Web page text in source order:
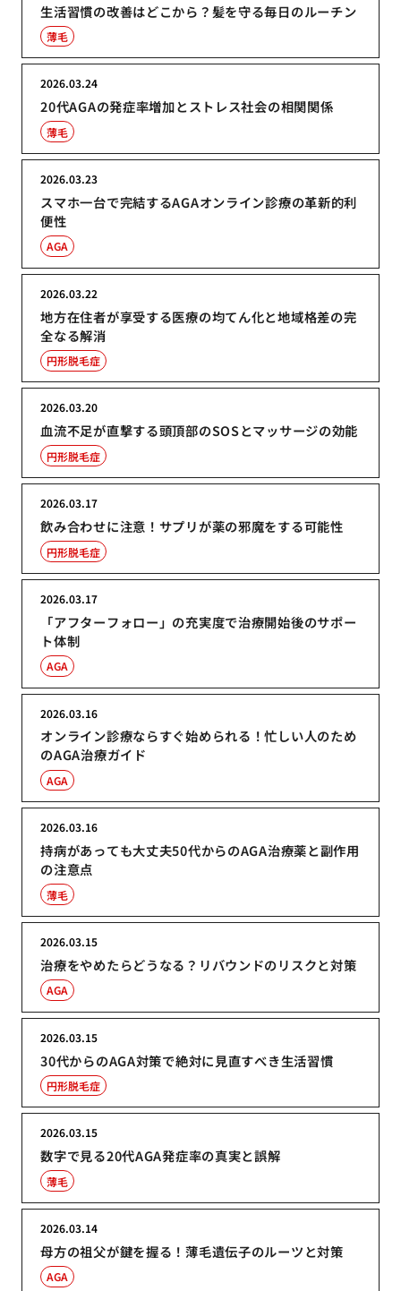
生活習慣の改善はどこから？髪を守る毎日のルーチン
薄毛
20代AGAの発症率増加とストレス社会の相関関係
2026.03.24
薄毛
スマホ一台で完結するAGAオンライン診療の革新的利
便性
2026.03.23
AGA
地方在住者が享受する医療の均てん化と地域格差の完
全なる解消
2026.03.22
円形脱毛症
血流不足が直撃する頭頂部のSOSとマッサージの効能
2026.03.20
円形脱毛症
飲み合わせに注意！サプリが薬の邪魔をする可能性
2026.03.17
円形脱毛症
「アフターフォロー」の充実度で治療開始後のサポー
ト体制
2026.03.17
AGA
オンライン診療ならすぐ始められる！忙しい人のため
のAGA治療ガイド
2026.03.16
AGA
持病があっても大丈夫50代からのAGA治療薬と副作用
の注意点
2026.03.16
薄毛
治療をやめたらどうなる？リバウンドのリスクと対策
2026.03.15
AGA
30代からのAGA対策で絶対に見直すべき生活習慣
2026.03.15
円形脱毛症
数字で見る20代AGA発症率の真実と誤解
2026.03.15
薄毛
母方の祖父が鍵を握る！薄毛遺伝子のルーツと対策
2026.03.14
AGA